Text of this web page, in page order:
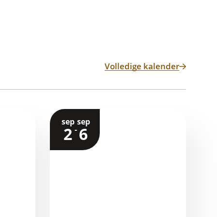
Volledige kalender
sep
2 -
sep
6